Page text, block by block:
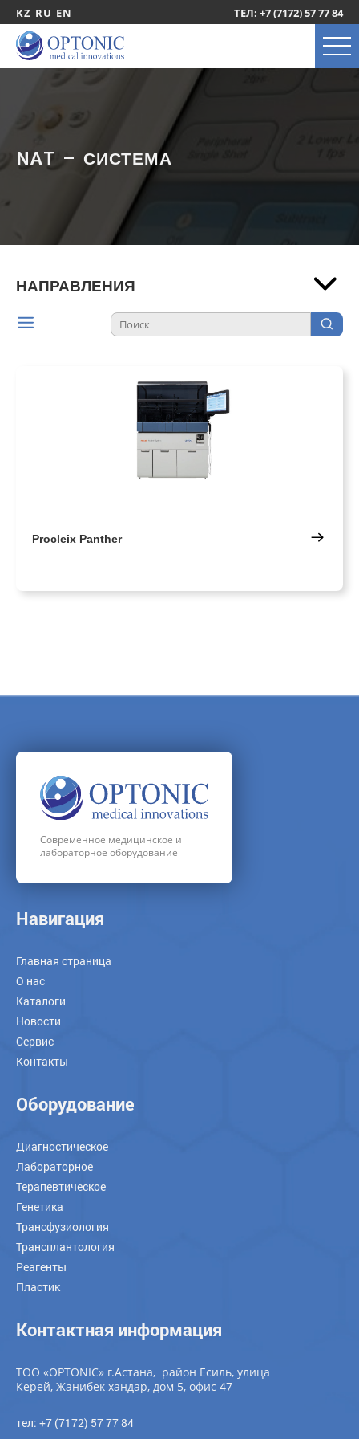
KZ RU EN ТЕЛ: +7 (7172) 57 77 84
NAT – СИСТЕМА
НАПРАВЛЕНИЯ
Procleix Panther
Современное медицинское и
лабораторное оборудование
Навигация
Главная страница
О нас
Каталоги
Новости
Сервис
Контакты
Оборудование
Диагностическое
Лабораторное
Терапевтическое
Генетика
Трансфузиология
Трансплантология
Реагенты
Пластик
Контактная информация
ТОО «OPTONIC» г.Астана, район Есиль, улица
Керей, Жанибек хандар, дом 5, офис 47
тел: +7 (7172) 57 77 84